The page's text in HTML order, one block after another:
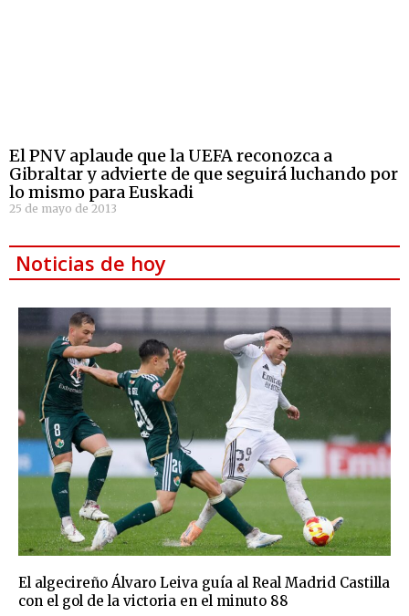
El PNV aplaude que la UEFA reconozca a
Gibraltar y advierte de que seguirá luchando por
lo mismo para Euskadi
25 de mayo de 2013
Noticias de hoy
El algecireño Álvaro Leiva guía al Real Madrid Castilla
con el gol de la victoria en el minuto 88